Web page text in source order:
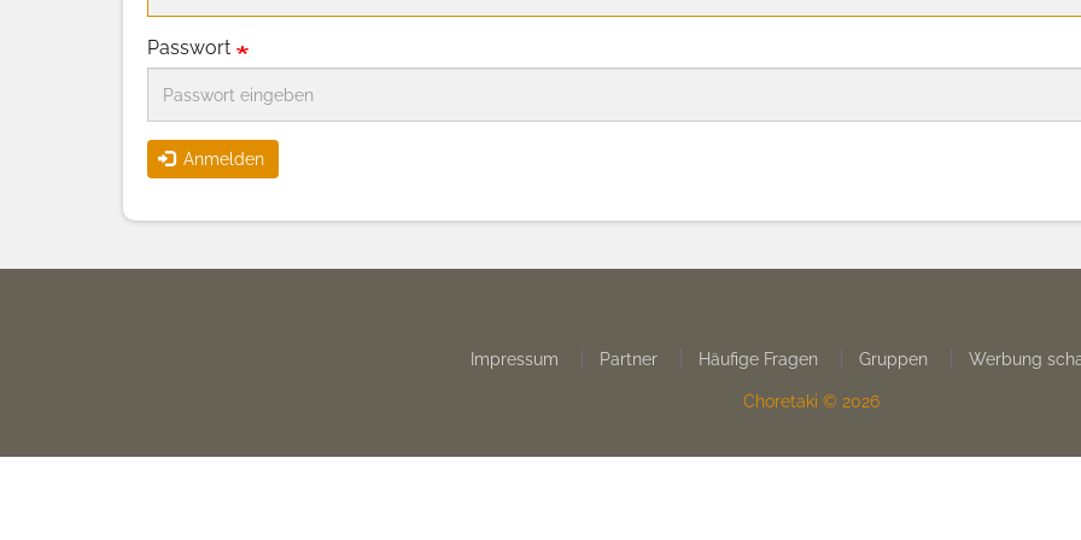
Passwort
Anmelden
Impressum Partner Häufige Fragen Gruppen Werbung
Choretaki © 2026